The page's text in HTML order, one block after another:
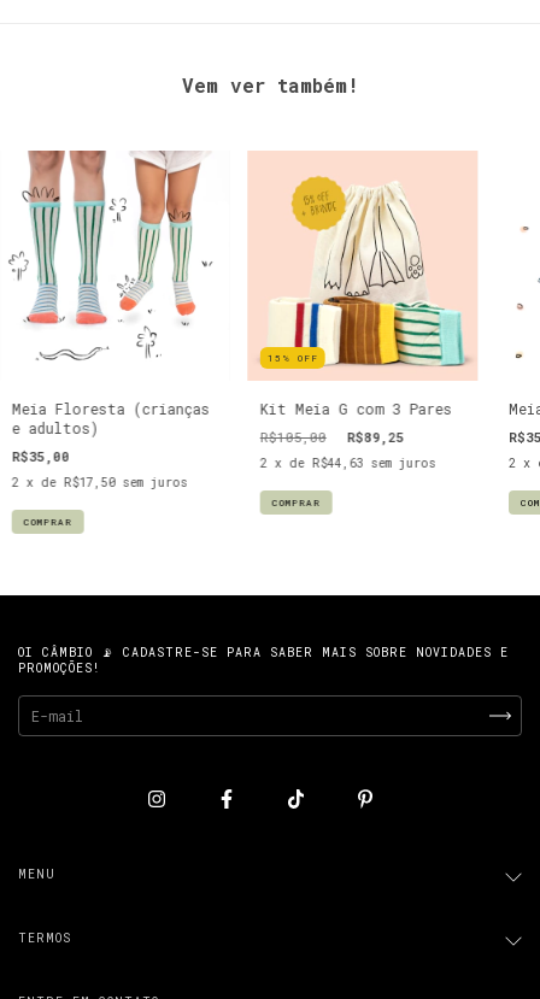
Vem ver também!
Meia Floresta (crianças
e adultos)
R$35,00
2 x de R$17,50 sem juros
COMPRAR
15 % OFF
Kit Meia G com 3 Pares
R$105,00 R$89,25
2 x de R$44,63 sem juros
COMPRAR
2 x
OI CÂMBIO 📡 CADASTRE-SE PARA SABER MAIS SOBRE NOVIDADES E
PROMOÇÕES!
MENU
TERMOS